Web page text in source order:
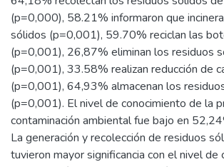
(p=0,000), 58.21% informaron que
sólidos (p=0,001), 59.70% reciclan las
(p=0,001), 26,87% eliminan los residuos
(p=0,001), 33.58% realizan reducción de
(p=0,001), 64,93% almacenan los
(p=0,001). El nivel de conocimiento de la
contaminación ambiental fue bajo en
La generación y recolección de residuos
tuvieron mayor significancia con el nivel de